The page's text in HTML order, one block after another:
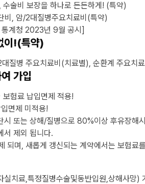
술비 보장을 하나로 든든하게! (특약)
비, 암/2대질병주요치료비(특약)
계청 2023년 9월 공시]
이!(특약)
질병 주요치료비(치료별), 순환계 주요치
가입
험료 납입면제 적용!
면제 미적용!
또는 상해/질병으로 80%이상 후유장해
서 제외 됩니다.
되며, 새롭게 갱신되는 계약에서는 보험료
치료,특정질병수술및동반입원,상해사망)